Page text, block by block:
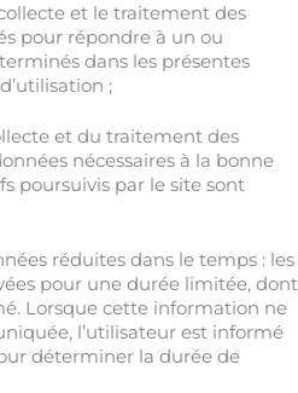
et le traitement des
pour répondre à un ou
dans les présentes
;
et du traitement des
nécessaires à la bonne
poursuivis par le site sont
réduites dans le temps : les
pour une durée limitée, dont
Lorsque cette information ne
l’utilisateur est informé
déterminer la durée de